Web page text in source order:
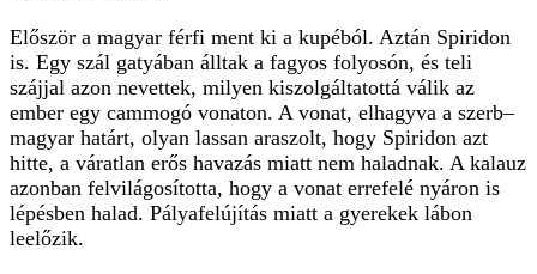
Először a magyar férfi ment ki a kupéból. Aztán Spiridon
is. Egy szál gatyában álltak a fagyos folyosón, és teli
szájjal azon nevettek, milyen kiszolgáltatottá válik az
ember egy cammogó vonaton. A vonat, elhagyva a szerb–
magyar határt, olyan lassan araszolt, hogy Spiridon azt
hitte, a váratlan erős havazás miatt nem haladnak. A kalauz
azonban felvilágosította, hogy a vonat errefelé nyáron is
lépésben halad. Pályafelújítás miatt a gyerekek lábon
leelőzik.